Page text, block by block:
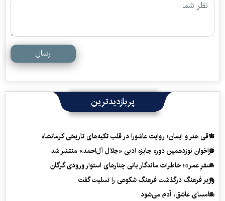
ارسال
پربازدیدترین
تلاقی هنر و ایمان؛ روایت عاشورا در قلب تکیه‌های تاریخی کرمانشاه
فراخوان نوزدهمین دوره جایزه ادبی «جلال آل‌احمد» منتشر شد
«سفرِ عمر»؛ خاطرات ماندگار بانی چنارهای استوار ورودی گرگان
وزیر فرهنگ درگذشت فرهنگ شکوهی را تسلیت گفت
سامسای عاشق، آدم می‌شود